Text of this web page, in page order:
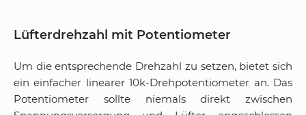
Lüfterdrehzahl mit Potentiometer
Um die entsprechende Drehzahl zu setzen, bietet sich
ein einfacher linearer 10k-Drehpotentiometer an. Das
Potentiometer sollte niemals direkt zwischen